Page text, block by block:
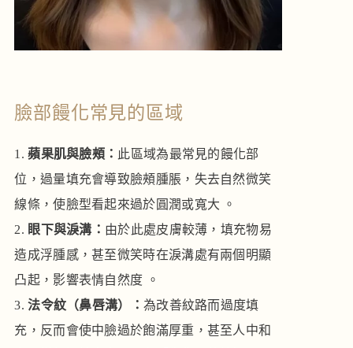
臉部饅化常見的區域
蘋果肌與臉頰： 此區域為最常見的饅化部
位，過量填充會導致臉頰腫脹，失去自然微笑
線條，使臉型看起來過於圓潤或寬大 。
眼下與淚溝： 由於此處皮膚較薄，填充物易
造成浮腫感，甚至微笑時在淚溝處有兩個明顯
凸起，影響表情自然度 。
法令紋（鼻唇溝）： 為改善紋路而過度填
充，反而會使中臉過於飽滿厚重，甚至人中和